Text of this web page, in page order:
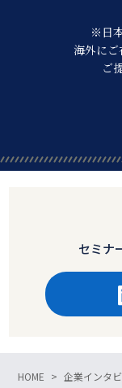
※日
海外に
ご
セミナ
HOME 企業インタ